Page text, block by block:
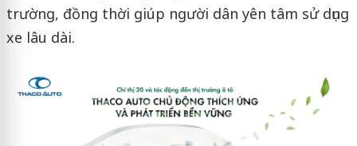
trường, đồng thời giúp người dân yên tâm sử dụng
xe lâu dài.